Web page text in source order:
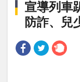
宣導列車
防詐、兒